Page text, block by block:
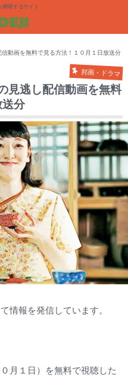
網羅するサイト
動画を無料で見る方法！１０月１日放送分
邦画・ドラマ
見逃し配信動画を無料
送分
情報を発信しています。
月１日）を無料で視聴した